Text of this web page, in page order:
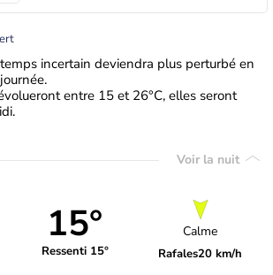
incertain deviendra plus perturbé en
entre 15 et 26°C, elles seront
Voir la nuit
15°
Ressenti 15°
Calme
Rafales20 km/h